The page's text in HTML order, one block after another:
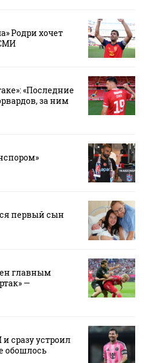
Родри хочет
«Последние
за ним
первый сын
главным
—
сразу устроил
обошлось